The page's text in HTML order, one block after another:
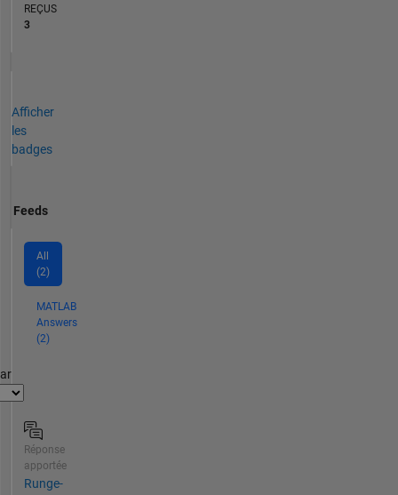
REÇUS
3
Afficher
les
badges
Feeds
All
(2)
MATLAB
Answers
(2)
Réponse
apportée
Runge-